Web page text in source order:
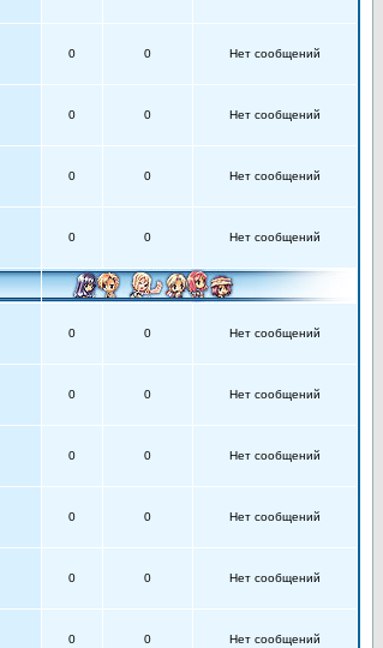
0 0 Нет сообщений
0 0 Нет сообщений
0 0 Нет сообщений
0 0 Нет сообщений
0 0 Нет сообщений
0 0 Нет сообщений
0 0 Нет сообщений
0 0 Нет сообщений
0 0 Нет сообщений
0 0 Нет сообщений